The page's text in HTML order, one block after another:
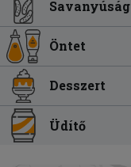
Savanyúság
Öntet
Desszert
Üdítő